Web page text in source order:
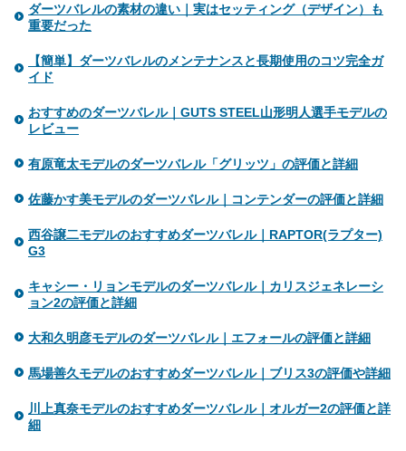
ダーツバレルの素材の違い｜実はセッティング（デザイン）も
重要だった
【簡単】ダーツバレルのメンテナンスと長期使用のコツ完全ガ
イド
おすすめのダーツバレル｜GUTS STEEL山形明人選手モデルの
レビュー
有原竜太モデルのダーツバレル「グリッツ」の評価と詳細
佐藤かす美モデルのダーツバレル｜コンテンダーの評価と詳細
西谷譲二モデルのおすすめダーツバレル｜RAPTOR(ラプター)
G3
キャシー・リョンモデルのダーツバレル｜カリスジェネレーシ
ョン2の評価と詳細
大和久明彦モデルのダーツバレル｜エフォールの評価と詳細
馬場善久モデルのおすすめダーツバレル｜ブリス3の評価や詳細
川上真奈モデルのおすすめダーツバレル｜オルガー2の評価と詳
細